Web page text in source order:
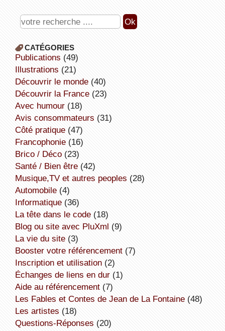
CATÉGORIES
publications (49)
illustrations (21)
découvrir le monde(40)
découvrir la France(23)
avec humour(18)
avis consommateurs (31)
côté pratique(47)
Francophonie(16)
Brico / Déco(23)
Santé / Bien être(42)
Musique,TV et autres peoples (28)
Automobile(4)
informatique(36)
la tête dans le code(18)
Blog ou site avec PluXml (9)
la vie du site(3)
booster votre référencement(7)
inscription et utilisation(2)
échanges de liens en dur(1)
aide au référencement(7)
Les Fables et Contes de Jean de La Fontaine(48)
Les artistes (18)
Questions-Réponses (20)